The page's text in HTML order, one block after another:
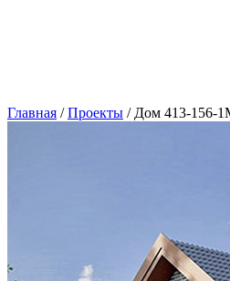
Главная /Проекты / Дом 413-156-